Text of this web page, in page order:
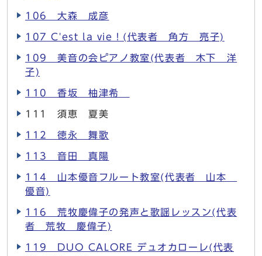
106 大森 成彦
107 C'est la vie！(代表者 角方 亮子)
109 美音の会ピアノ教室(代表者 木下 洋
子)
110 香坂 柚津希
111 須恵 夏美
112 徳永 舞歌
113 音田 真陽
114 山本優音フルート教室(代表者 山本
優音)
116 荒牧慶偉子の発声と歌謡レッスン(代表
者 荒牧 慶偉子)
119 DUO CALORE デュオカローレ(代表